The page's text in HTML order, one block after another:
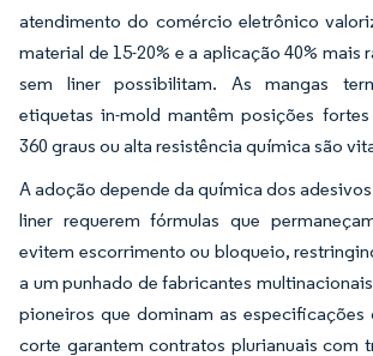
atendimento do comércio eletrônico
material de 15-20% e a aplicação 40% mais
sem liner possibilitam. As mangas
etiquetas in-mold mantêm posições
360 graus ou alta resistência química são
A adoção depende da química dos
liner requerem fórmulas que
evitem escorrimento ou bloqueio,
a um punhado de fabricantes
pioneiros que dominam as especificações
corte garantem contratos plurianuais com